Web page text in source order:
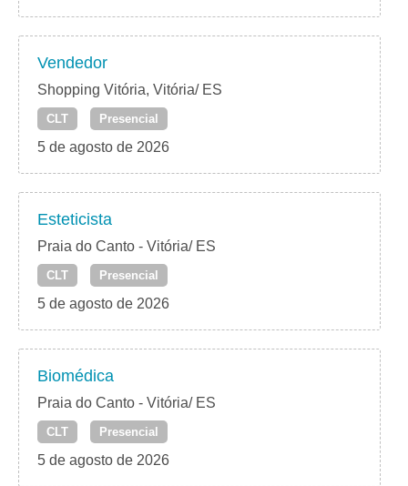
Vendedor
Shopping Vitória, Vitória/ ES
CLT Presencial
5 de agosto de 2026
Esteticista
Praia do Canto - Vitória/ ES
CLT Presencial
5 de agosto de 2026
Biomédica
Praia do Canto - Vitória/ ES
CLT Presencial
5 de agosto de 2026